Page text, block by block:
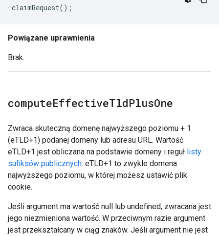
claimRequest();
Powiązane uprawnienia
Brak.
computeEffectiveTldPlusOne
Zwraca skuteczną domenę najwyższego poziomu + 1
(eTLD+1) podanej domeny lub adresu URL. Wartość
eTLD+1 jest obliczana na podstawie domeny i reguł listy
sufiksów publicznych. eTLD+1 to zwykle domena
najwyższego poziomu, w której możesz ustawić plik
cookie.
Jeśli argument ma wartość null lub undefined, zwracana jest
jego niezmieniona wartość. W przeciwnym razie argument
jest przekształcany w ciąg znaków. Jeśli argument nie jest